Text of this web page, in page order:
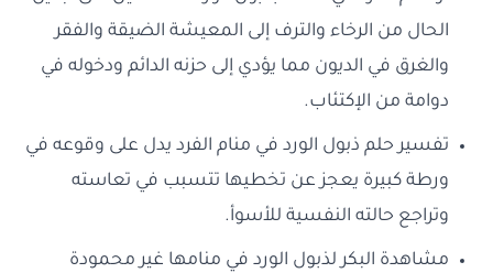
الحال من الرخاء والترف إلى المعيشة الضيقة والفقر
والغرق في الديون مما يؤدي إلى حزنه الدائم ودخوله في
دوامة من الإكتئاب.
تفسير حلم ذبول الورد في منام الفرد يدل على وقوعه في
ورطة كبيرة يعجز عن تخطيها تتسبب في تعاسته
وتراجع حالته النفسية للأسوأ.
مشاهدة البكر لذبول الورد في منامها غير محمودة